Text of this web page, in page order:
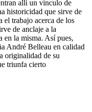
allí un vínculo de
historicidad que sirve de
el trabajo acerca de los
de anclaje a la
en la misma. Así pues,
André Belleau en calidad
originalidad de su
triunfa cierto